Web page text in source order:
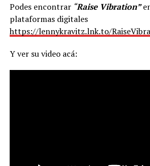
Podes encontrar“Raise Vibration”
plataformas digitales
https://lennykravitz.lnk.to/
Y ver su video acá: